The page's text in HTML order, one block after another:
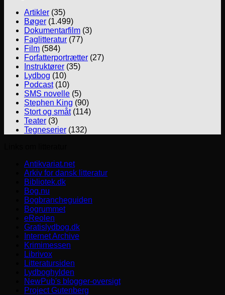
Artikler (35)
Bøger (1.499)
Dokumentarfilm (3)
Faglitteratur (77)
Film (584)
Forfatterportrætter (27)
Instruktører (35)
Lydbog (10)
Podcast(10)
SMS novelle (5)
Stephen King (90)
Stort og småt(114)
Teater (3)
Tegneserier (132)
Antikvariat.net
Arkiv for dansk litteratur
Bibliotek.dk
Bog.nu
Bogbrancheguiden
Bogrummet
eReolen
Gratislydbog.dk
Internet Archive
Krimimessen
Librivox
Litteratursiden
Lydboghylden
NewPub's blogger-oversigt
Project Gutenberg